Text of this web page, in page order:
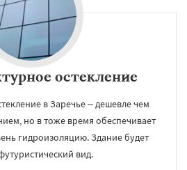
остекление
в Заречье – дешевле чем
но в тоже время обеспечивает
гидроизоляцию. Здание будет
вид.